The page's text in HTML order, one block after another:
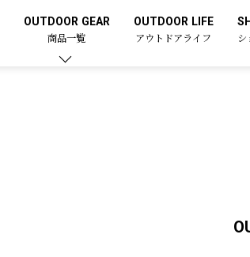
OUTDOOR GEAR
商品一覧
OUTDOOR LIFE
アウトドアライフ